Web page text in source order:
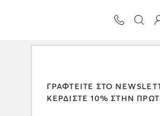
ΓΡΑΦΤΕΙΤΕ ΣΤΟ
ΚΕΡΔΙΣΤΕ 10% ΣΤΗΝ